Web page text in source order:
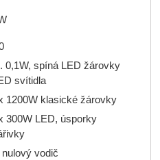
0,1W, spíná LED žárovky
svítidla
1200W klasické žárovky
300W LED, úsporky
nulový vodič